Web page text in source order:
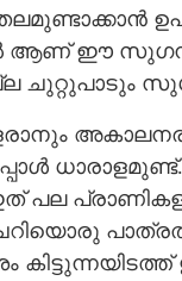
ആണ് ഈ
ചുറ്റുപാടും
പല